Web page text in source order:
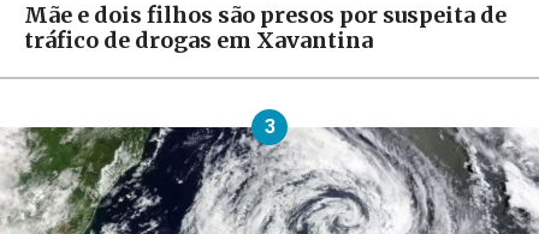
Mãe e dois filhos são presos por suspeita de
tráfico de drogas em Xavantina
3